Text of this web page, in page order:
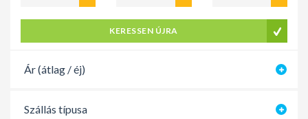
KERESSEN ÚJRA
Ár (átlag / éj)
Szállás típusa